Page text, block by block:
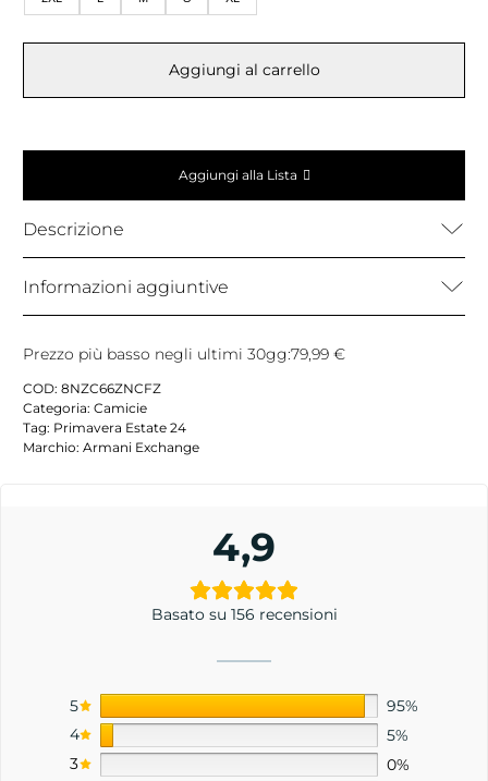
Aggiungi al carrello
Aggiungi alla Lista
Descrizione
Informazioni aggiuntive
Prezzo più basso negli ultimi 30gg:79,99 €
COD: 8NZC66ZNCFZ
Categoria: Camicie
Tag: Primavera Estate 24
Marchio: Armani Exchange
4,9
Basato su 156 recensioni
5
95%
4
5%
3
0%